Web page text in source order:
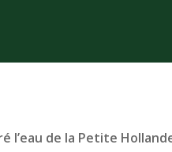
l’eau de la Petite